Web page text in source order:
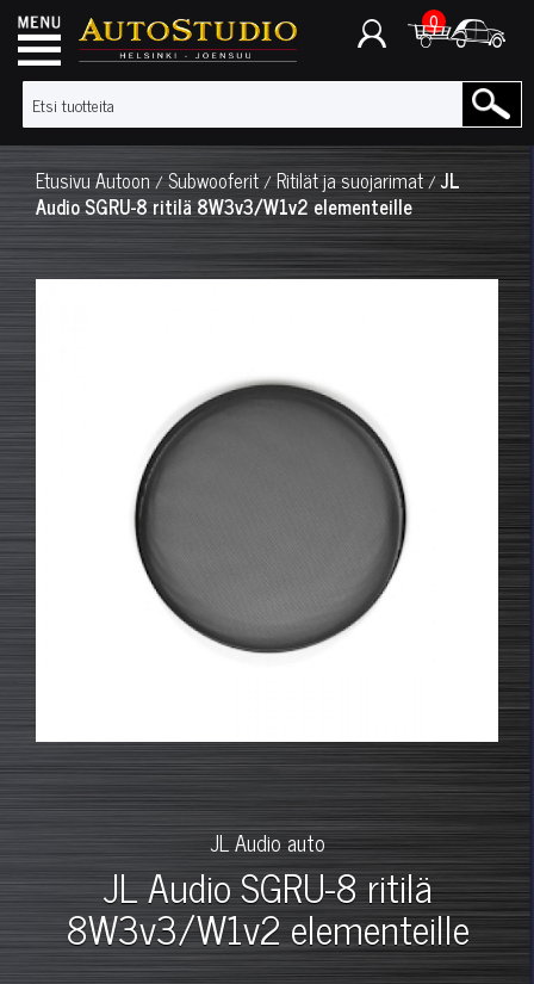
0
EtusivuAutoon/Subwooferit/Ritilät ja suojarimat/JL
Audio SGRU-8 ritilä 8W3v3/W1v2 elementeille
JL Audio auto
JL Audio SGRU-8 ritilä
8W3v3/W1v2 elementeille